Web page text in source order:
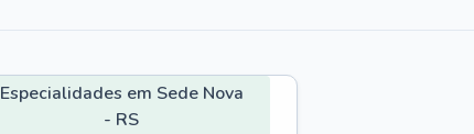
Especialidades em Sede Nova
- RS